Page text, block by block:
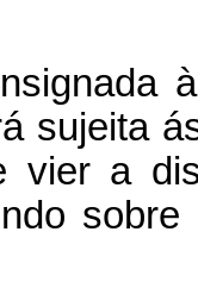
sujeita
vier a